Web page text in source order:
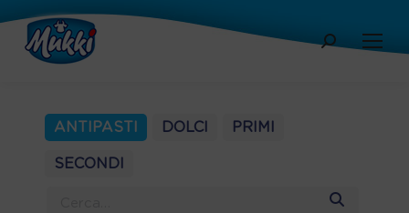
Cerca:
ANTIPASTI DOLCI PRIMI
SECONDI